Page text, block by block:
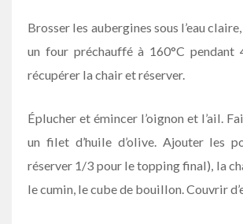
Brosser les aubergines sous l’eau
un four préchauffé à 160°C pendant
récupérer la chair et réserver.
Éplucher et émincer l’oignon et l’ail.
un filet d’huile d’olive. Ajouter les
réserver 1/3 pour le topping final), la
le cumin, le cube de bouillon. Couvrir